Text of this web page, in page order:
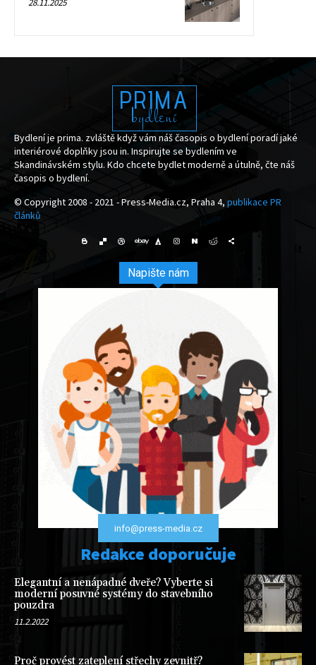
PRIMA
bydlení
Bydlení je prima. zvláště když vám náš časopis o bydlení poradí jaké
interiérové doplňky jsou in. Inspirujte se bydlením ve
Skandinávském stylu. Kdo chcete bydlet moderně a útulně, čte náš
časopis o bydlení.
© Copyright 2008 - 2021 - Press-Media.cz, Praha 4, publikace PR
článků
Napište nám
info@press-media.cz
Redakce doporučuje
Elegantní a nenápadné dveře? Vyberte si
moderní posuvné systémy do stavebního
pouzdra
11.2.2022
Proč provést zateplení střechy zevnitř?